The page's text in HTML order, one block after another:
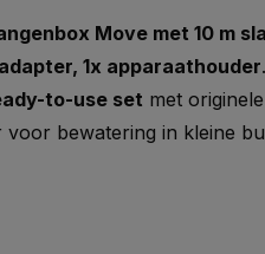
Move met 10 m
1x apparaathouder.
to-use set met originele
bewatering in kleine